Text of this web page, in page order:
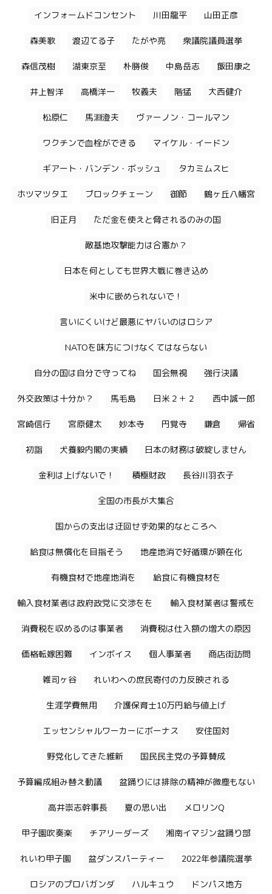
インフォームドコンセント 川田龍平 山田正彦
森美歌 渡辺てる子 たがや亮 衆議院議員選挙
森信茂樹 湖東京至 朴勝俊 中島岳志 飯田康之
井上智洋 高橋洋一 牧義夫 階猛 大西健介
松原仁 馬淵澄夫 ヴァーノン・コールマン
ワクチンで血栓ができる マイケル・イードン
ギアート・バンデン・ボッシュ タカミムスヒ
ホツマツタエ ブロックチェーン 御節 鶴ヶ丘八幡宮
旧正月 ただ金を使えと脅されるのみの国
敵基地攻撃能力は合憲か？
日本を何としても世界大戦に巻き込め
米中に嵌められないで！
言いにくいけど最悪にヤバいのはロシア
NATOを味方につけなくてはならない
自分の国は自分で守ってね 国会無視 強行決議
外交政策は十分か？ 馬毛島 日米２＋２ 西中誠一郎
宮崎信行 宮原健太 妙本寺 円覚寺 鎌倉 帰省
初詣 犬養毅内閣の実績 日本の財務は破綻しません
金利は上げないで！ 積極財政 長谷川羽衣子
全国の市長が大集合
国からの支出は迂回せず効果的なところへ
給食は無償化を目指そう 地産地消で好循環が顕在化
有機食材で地産地消を 給食に有機食材を
輸入食材業者は政府政党に交渉をを 輸入食材業者は警戒を
消費税を収めるのは事業者 消費税は仕入額の増大の原因
価格転嫁困難 インボイス 個人事業者 商店街訪問
雑司ヶ谷 れいわへの庶民寄付の力反映される
生涯学費無用 介護保育士10万円給与値上げ
エッセンシャルワーカーにボーナス 安住国対
野党化してきた維新 国民民主党の予算賛成
予算編成組み替え動議 盆踊りには排除の精神が微塵もない
高井崇志幹事長 夏の思い出 メロリンQ
甲子園吹奏楽 チアリーダーズ 湘南イマジン盆踊り部
れいわ甲子園 盆ダンスパーティー 2022年参議院選挙
ロシアのプロバガンダ ハルキュウ ドンパス地方